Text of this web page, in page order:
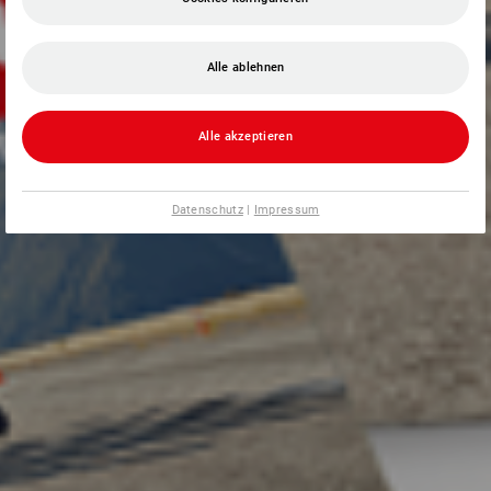
Alle ablehnen
Alle akzeptieren
Datenschutz| Impressum